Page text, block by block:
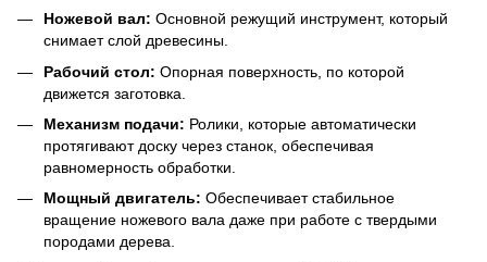
Ножевой вал: Основной режущий инструмент, который
снимает слой древесины.
Рабочий стол: Опорная поверхность, по которой
движется заготовка.
Механизм подачи: Ролики, которые автоматически
протягивают доску через станок, обеспечивая
равномерность обработки.
Мощный двигатель: Обеспечивает стабильное
вращение ножевого вала даже при работе с твердыми
породами дерева.